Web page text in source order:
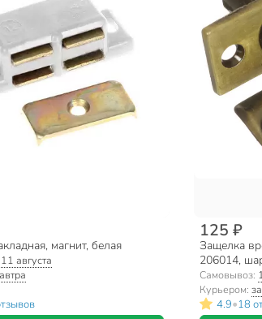
магнит, белая
11 августа
125 ₽
Защелка
206014,
Самовывоз:
Курьером:
4.9•18